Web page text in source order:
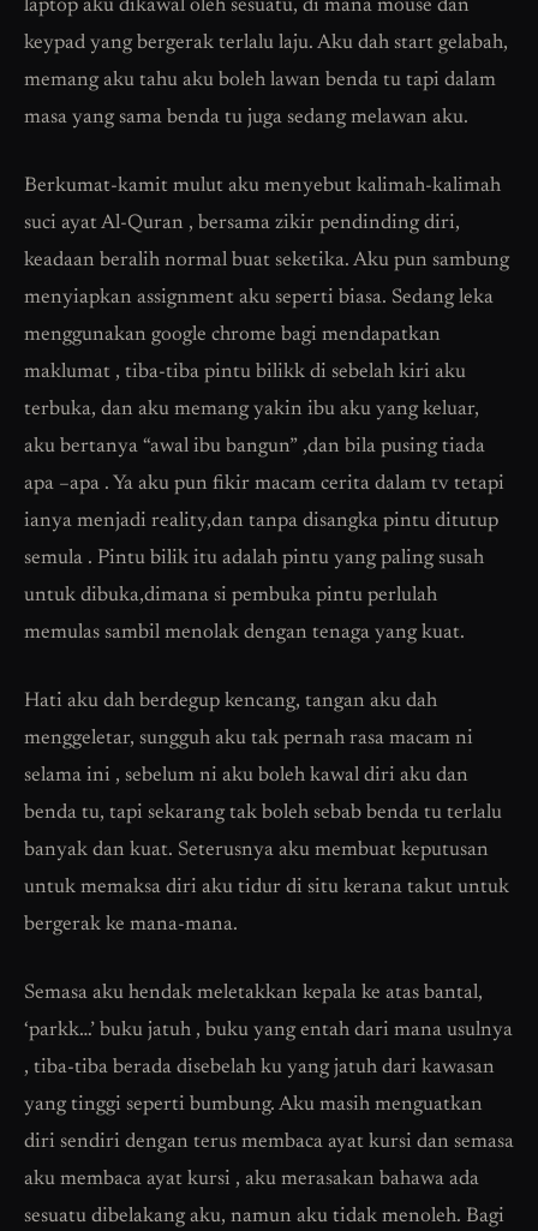
laptop aku dikawal oleh sesuatu, di mana mouse dan
keypad yang bergerak terlalu laju. Aku dah start gelabah,
memang aku tahu aku boleh lawan benda tu tapi dalam
masa yang sama benda tu juga sedang melawan aku.
Berkumat-kamit mulut aku menyebut kalimah-kalimah
suci ayat Al-Quran , bersama zikir pendinding diri,
keadaan beralih normal buat seketika. Aku pun sambung
menyiapkan assignment aku seperti biasa. Sedang leka
menggunakan google chrome bagi mendapatkan
maklumat , tiba-tiba pintu bilikk di sebelah kiri aku
terbuka, dan aku memang yakin ibu aku yang keluar,
aku bertanya “awal ibu bangun” ,dan bila pusing tiada
apa –apa . Ya aku pun fikir macam cerita dalam tv tetapi
ianya menjadi reality,dan tanpa disangka pintu ditutup
semula . Pintu bilik itu adalah pintu yang paling susah
untuk dibuka,dimana si pembuka pintu perlulah
memulas sambil menolak dengan tenaga yang kuat.
Hati aku dah berdegup kencang, tangan aku dah
menggeletar, sungguh aku tak pernah rasa macam ni
selama ini , sebelum ni aku boleh kawal diri aku dan
benda tu, tapi sekarang tak boleh sebab benda tu terlalu
banyak dan kuat. Seterusnya aku membuat keputusan
untuk memaksa diri aku tidur di situ kerana takut untuk
bergerak ke mana-mana.
Semasa aku hendak meletakkan kepala ke atas bantal,
‘parkk…’ buku jatuh , buku yang entah dari mana usulnya
, tiba-tiba berada disebelah ku yang jatuh dari kawasan
yang tinggi seperti bumbung. Aku masih menguatkan
diri sendiri dengan terus membaca ayat kursi dan semasa
aku membaca ayat kursi , aku merasakan bahawa ada
sesuatu dibelakang aku, namun aku tidak menoleh. Bagi